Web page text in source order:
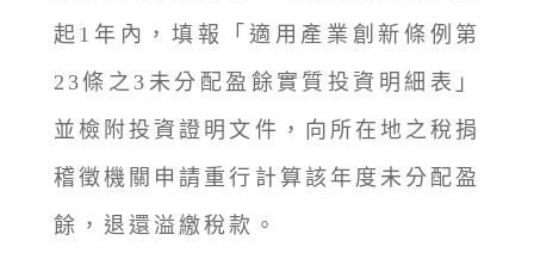
起1年內，填報「適用產業創新條例第
23條之3未分配盈餘實質投資明細表」
並檢附投資證明文件，向所在地之稅捐
稽徵機關申請重行計算該年度未分配盈
餘，退還溢繳稅款。